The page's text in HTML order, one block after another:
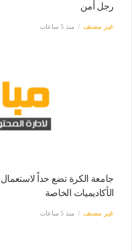
رجل أمن
غير مصنف منذ 5 ساعات
جامعة الكرة تضع حداً لاستعمال
الأكاديميات الخاصة
غير مصنف منذ 5 ساعات